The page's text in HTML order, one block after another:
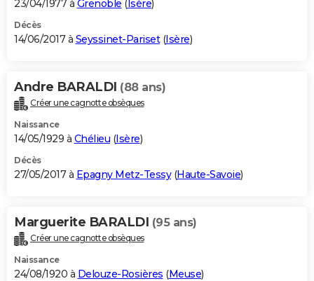
23/04/1977 à Grenoble ( Isère)
Décès
14/06/2017 à Seyssinet-Pariset(Isère)
Andre BARALDI (88 ans)
Créer une cagnotte obsèques
Naissance
14/05/1929 à Chélieu (Isère)
Décès
27/05/2017 à Epagny Metz-Tessy(Haute-Savoie)
Marguerite BARALDI (95 ans)
Créer une cagnotte obsèques
Naissance
24/08/1920 à Delouze-Rosières (Meuse)